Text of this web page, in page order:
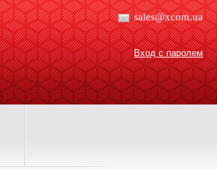
sales@xcom.ua
Вход с паролем